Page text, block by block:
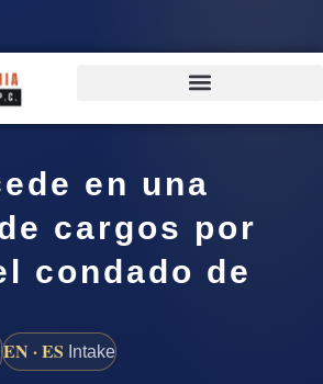
en una
cargos por
condado de
EN · ES Intake